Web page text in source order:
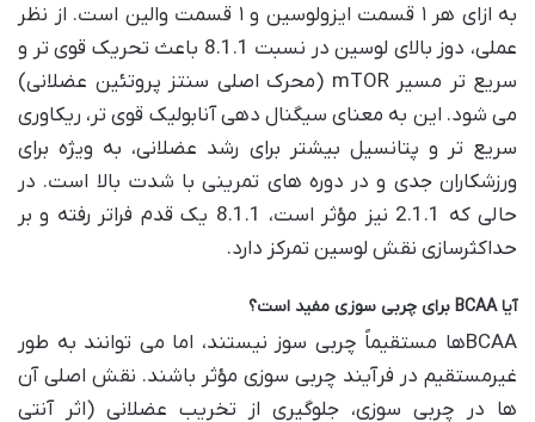
به ازای هر ۱ قسمت ایزولوسین و ۱ قسمت والین است. از نظر
عملی، دوز بالای لوسین در نسبت 8.1.1 باعث تحریک قوی تر و
سریع تر مسیر mTOR (محرک اصلی سنتز پروتئین عضلانی)
می شود. این به معنای سیگنال دهی آنابولیک قوی تر، ریکاوری
سریع تر و پتانسیل بیشتر برای رشد عضلانی، به ویژه برای
ورزشکاران جدی و در دوره های تمرینی با شدت بالا است. در
حالی که 2.1.1 نیز مؤثر است، 8.1.1 یک قدم فراتر رفته و بر
حداکثرسازی نقش لوسین تمرکز دارد.
آیا BCAA برای چربی سوزی مفید است؟
BCAAها مستقیماً چربی سوز نیستند، اما می توانند به طور
غیرمستقیم در فرآیند چربی سوزی مؤثر باشند. نقش اصلی آن
ها در چربی سوزی، جلوگیری از تخریب عضلانی (اثر آنتی